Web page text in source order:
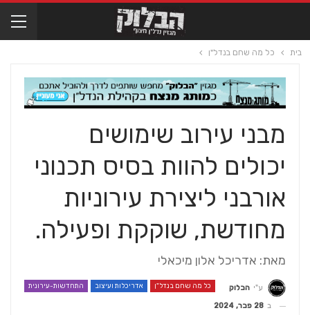
בית כל מה שחם בנדל"ן
מבני עירוב שימושים
יכולים להוות בסיס תכנוני
אורבני ליצירת עירוניות
מחודשת, שוקקת ופעילה.
מאת: אדריכל אלון מיכאלי
כל מה שחם בנדל"ן אדריכלות ועיצוב התחדשות-עירונית ע"י הבלוק
ב 28 פבר, 2024